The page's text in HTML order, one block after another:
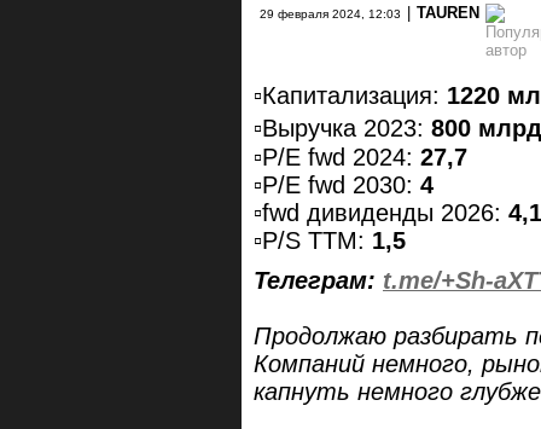
29 февраля 2024, 12:03 TAUREN
▫️Капитализация: 1220
▫️Выручка 2023: 800
▫️P/E fwd 2024: 27,7
▫️P/E fwd 2030: 4
▫️fwd дивиденды 2026:
▫️P/S TTM: 1,5
Телеграм: t.me/+Sh-
Продолжаю разбирать
Компаний немного,
капнуть немного